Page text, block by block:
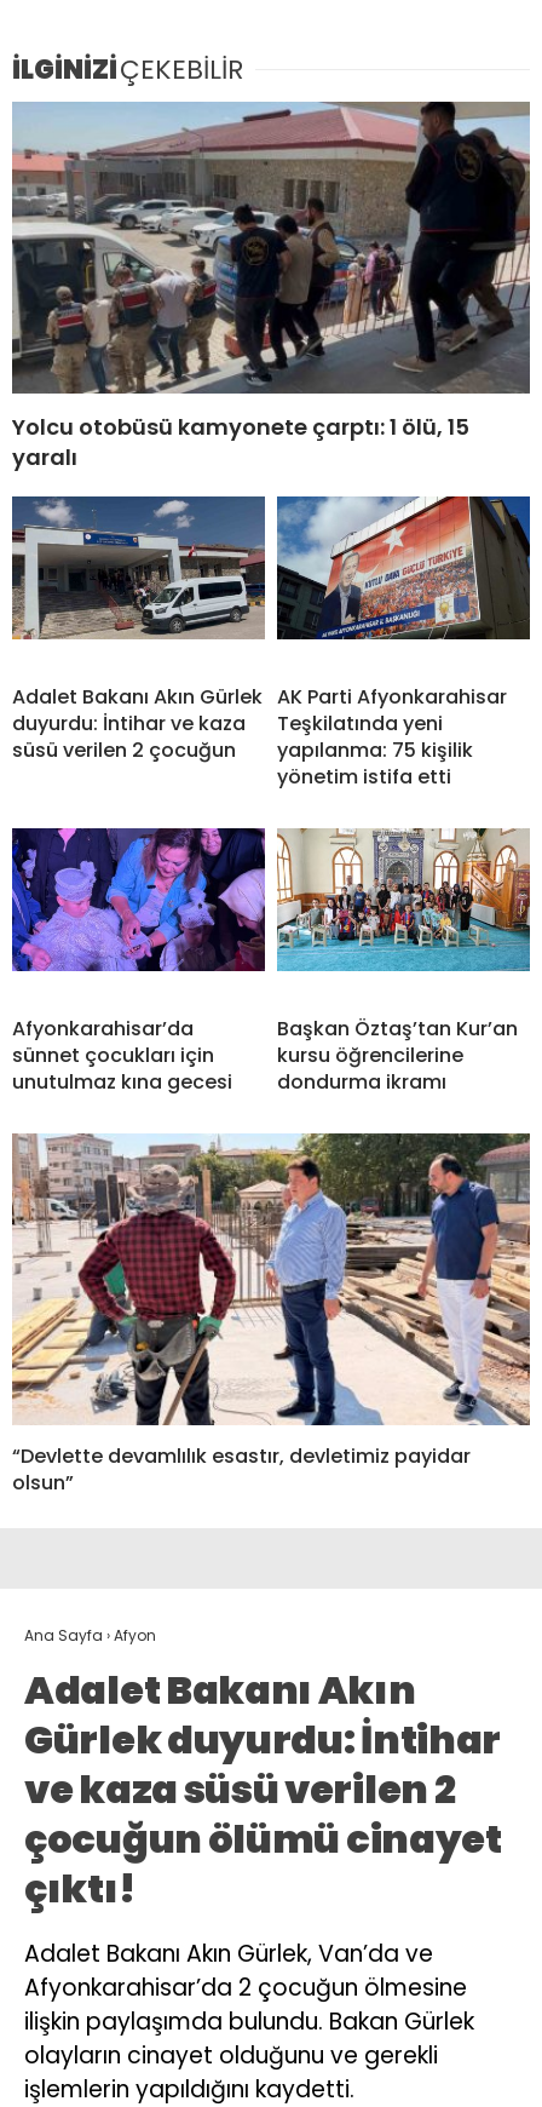
İLGİNİZİÇEKEBİLİR
Yolcu otobüsü kamyonete çarptı: 1 ölü, 15
yaralı
Adalet Bakanı Akın Gürlek
duyurdu: İntihar ve kaza
süsü verilen 2 çocuğun
AK Parti Afyonkarahisar
Teşkilatında yeni
yapılanma: 75 kişilik
yönetim istifa etti
Afyonkarahisar’da
sünnet çocukları için
unutulmaz kına gecesi
Başkan Öztaş’tan Kur’an
kursu öğrencilerine
dondurma ikramı
“Devlette devamlılık esastır, devletimiz payidar
olsun”
Ana Sayfa ›Afyon
Adalet Bakanı Akın
Gürlek duyurdu: İntihar
ve kaza süsü verilen 2
çocuğun ölümü cinayet
çıktı!
Adalet Bakanı Akın Gürlek, Van’da ve
Afyonkarahisar’da 2 çocuğun ölmesine
ilişkin paylaşımda bulundu. Bakan Gürlek
olayların cinayet olduğunu ve gerekli
işlemlerin yapıldığını kaydetti.